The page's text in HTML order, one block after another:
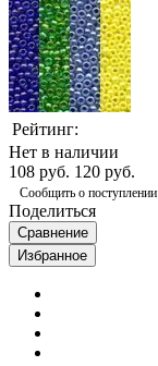
Рейтинг:
Нет в наличии
108 руб. 120 руб.
Сообщить о поступлении
Поделиться
Сравнение
Избранное